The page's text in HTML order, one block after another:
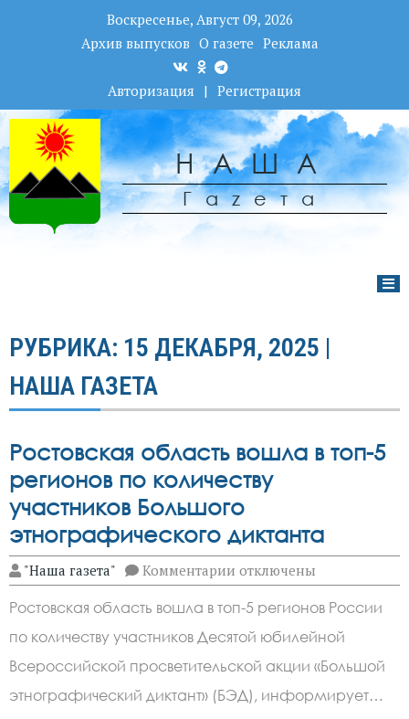
Воскресенье, Август 09, 2026
Архив выпусков О газете Реклама
Авторизация | Регистрация
НАША
Гаzета
РУБРИКА: 15 ДЕКАБРЯ, 2025 |
НАША ГАЗЕТА
Ростовская область вошла в топ-5
регионов по количеству
участников Большого
этнографического диктанта
"Наша газета" Комментарии к
записи
Ростовская
область
вошла
в
топ-5
регионов
по
количеству
отключены
Ростовская область вошла в топ-5 регионов России
по количеству участников Десятой юбилейной
Всероссийской просветительской акции «Большой
этнографический диктант» (БЭД), информирует…